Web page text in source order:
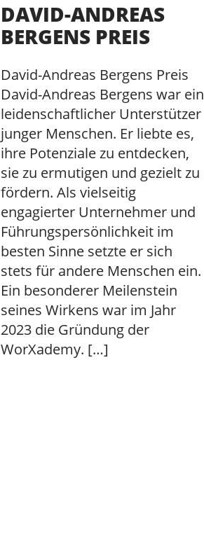
DAVID-ANDREAS
BERGENS PREIS
David-Andreas Bergens Preis
David-Andreas Bergens war ein
leidenschaftlicher Unterstützer
junger Menschen. Er liebte es,
ihre Potenziale zu entdecken,
sie zu ermutigen und gezielt zu
fördern. Als vielseitig
engagierter Unternehmer und
Führungspersönlichkeit im
besten Sinne setzte er sich
stets für andere Menschen ein.
Ein besonderer Meilenstein
seines Wirkens war im Jahr
2023 die Gründung der
WorXademy. […]